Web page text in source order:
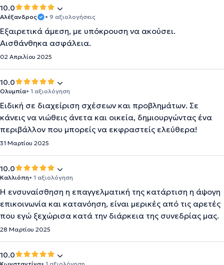
10.0
Αλέξανδρος • 9 αξιολογήσεις
Εξαιρετικά άμεση, με υπόκρουση να ακούσει.
Αισθάνθηκα ασφάλεια.
02 Απριλίου 2025
10.0
Ολυμπία• 1 αξιολόγηση
Ειδική σε διαχείριση σχέσεων και προβλημάτων. Σε
κάνεις να νιώθεις άνετα και οικεία, δημιουργώντας ένα
περιβάλλον που μπορείς να εκφραστείς ελεύθερα!
31 Μαρτίου 2025
10.0
Καλλιόπη• 1 αξιολόγηση
Η ενσυναίσθηση η επαγγελματική της κατάρτιση η άψογη
επικοινωνία και κατανόηση, είναι μερικές από τις αρετές
που εγώ ξεχώρισα κατά την διάρκεια της συνεδρίας μας.
28 Μαρτίου 2025
10.0